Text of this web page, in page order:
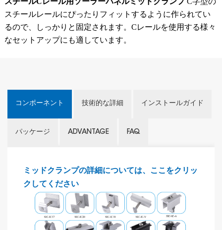
スチールレールにぴったりフィットするように作られてい
るので、しっかりと固定されます。Cレールを使用する様々
なセットアップにも適しています。
コンポーネント 技術的な詳細 インストールガイド
パッケージ ADVANTAGE FAQ
ミッドクランプの詳細については、ここをクリッ
クしてください